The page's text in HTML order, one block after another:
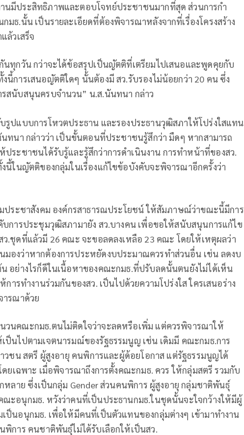
นมีประสิทธิภาพและตอบโจทย์ประชาชนมากที่สุด ส่วนการกำ
มธ.นั้น เป็นรายละเอียดที่ต้องพิจารณาหลังจากที่เรื่องโครงสร้าง
ล้วเสร็จ
นทุกวัน กว่าจะได้ข้อสรุปเป็นญัตติที่เตรียมไปเสนอและพูดคุยกับ
การเสนอญัตติใดๆ นั้นต้องมี สว.รับรองไม่น้อยกว่า 20 คน ซึ่ง
สนับสนุนครบจำนวน” น.ส.นันทนา กล่าว
รูปแบบการโหวตประธาน และรองประธานวุฒิสภาให้โปร่งใสแทน
ทนา กล่าวว่า เป็นขั้นตอนที่ประชาชนรู้สึกว่า มืดๆ หากสามารถ
ระชาชนได้รับรู้และรู้สึกว่าการดำเนินงาน การทำหน้าที่ของสว.
นี้ในญัตติของกลุ่มในเรื่องแก้ไขข้อบังคับจะพิจารณาอีกครั้งว่า
ประชาสังคม องค์กรสาธารณประโยชน์ ให้สัมภาษณ์ว่าขณะนี้มีการ
บการประชุมวุฒิสภามายัง สว.บางคน เพื่อขอให้สนับสนุนการแก้ไข
.ชุดที่แล้วมี 26 คณะ จะขอลดลงเหลือ 23 คณะ โดยให้เหตุผลว่า
องว่าหากต้องการประหยัดงบประมาณควรทำส่วนอื่น เช่น ลดงบ
อย่างไรก็ดีในเนื้อหาของคณะกมธ.ที่ปรับลดนั้นตนยังไม่ได้เห็น
การทำงานร่วมกันของสว. เป็นไปด้วยความโปร่งใส ใครเสนอร่าง
ารณาด้วย
วนคณะกมธ.ตนไม่ติดใจว่าจะลดหรือเพิ่ม แต่ควรพิจารณาให้
ป็นไปตามเจตนารมณ์ของรัฐธรรมนูญ เช่น เดิมมี คณะกมธ.การ
วชน สตรี ผู้สูงอายุ คนพิการและผู้ด้อยโอกาส แต่รัฐธรรมนูญได้
ยเฉพาะ เมื่อพิจารณาถึงการตั้งคณะกมธ. ควร ให้กลุ่มสตรี รวมกับ
หลาย ซึ่งเป็นกลุ่ม Gender ส่วนคนพิการ ผู้สูงอายุ กลุ่มชาติพันธุ์
ะอนุกมธ. หวังว่าคนที่เป็นประธานกมธ.ในชุดนั้นจะใจกว้างให้มีผู้
นอนุกมธ. เพื่อให้มีคนที่เป็นตัวแทนของกลุ่มต่างๆ เข้ามาทำงาน
พิการ คนชาติพันธุ์ไม่ได้รับเลือกให้เป็นสว.